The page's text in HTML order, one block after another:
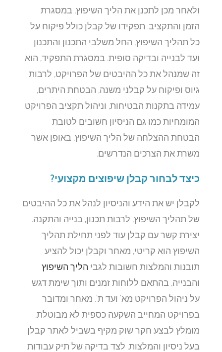
ולאחר מכן לתכנן את הליך השיפוץ, במסגרת
הזמן והתקציב. תפקידו של קבלן כולל פיקוח על
כל תהליך השיפוץ, החל משלבי התכנון והתכנון
ועד לבנייה ובדיקה סופית. במסגרת התפקיד, הוא
זה שמנהל את כל ההיבטים של הפרויקט, לרבות
גיוס ופיקוח על קבלני משנה, הבטחת היתרים,
עמידה בתקנות הבטיחות, וניהול תקציב הפרויקט.
המומחיות כמו גם הניסיון חשובים לטובת
הבטחת ההצלחה של הליך השיפוץ, באופן אשר
משרת את הצרכים הנדרשים.
כיצד לבחור קבלן שיפוצים מקצועי?
לקבלן יש את הידע והניסיון לנהל את כל ההיבטים
של תהליך השיפוץ, לרבות תכנון, בנייה והתקנה.
יצירת קשר עם קבלן עוד לפני תחילת תהליך
השיפוץ הוא קריטי, מאחר וקבלן יכול להציע
תובנות והמלצות חשובות לגביהליך השיפוץ
והבנייה, בהתאם ללוחות זמנים ותוך שימת דגש
על ניהול הפרויקט מא' ועד ת'. מאחר ומדובר
בפרויקט המחייב השקעה כספית לא מבוטלת,
מומלץ לבצע חקר שוק מקיף בשביל לאתר קבלן
בעל ניסיון והמלצות, לצד בדיקה של תיק עבודות